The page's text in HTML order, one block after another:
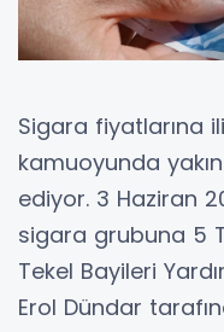
Sigara fiyatlarına
kamuoyunda
ediyor. 3 Haziran
sigara grubuna 5
Tekel Bayileri
Erol Dündar